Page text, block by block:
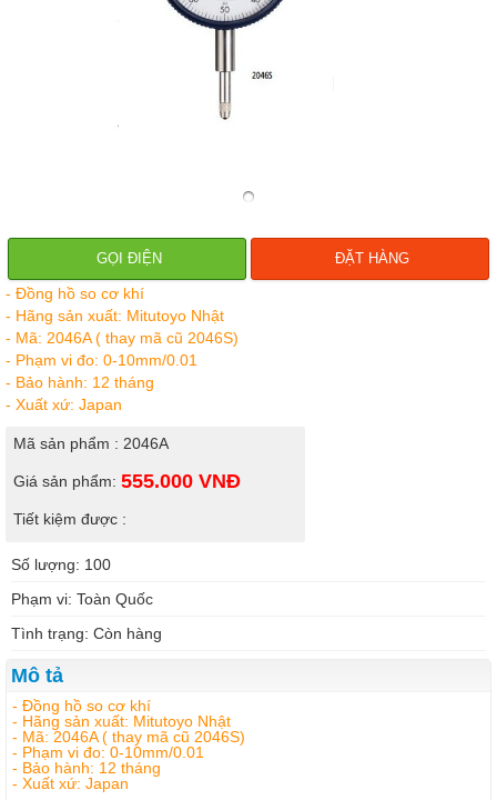
GỌI ĐIỆN ĐẶT HÀNG
- Đồng hồ so cơ khí
- Hãng sản xuất: Mitutoyo Nhật
- Mã: 2046A ( thay mã cũ 2046S)
- Phạm vi đo: 0-10mm/0.01
- Bảo hành: 12 tháng
- Xuất xứ: Japan
Mã sản phẩm : 2046A
Giá sản phẩm: 555.000 VNĐ
Tiết kiệm được :
Số lượng: 100
Phạm vi: Toàn Quốc
Tình trạng: Còn hàng
Mô tả
- Đồng hồ so cơ khí
- Hãng sản xuất: Mitutoyo Nhật
- Mã: 2046A ( thay mã cũ 2046S)
- Phạm vi đo: 0-10mm/0.01
- Bảo hành: 12 tháng
- Xuất xứ: Japan